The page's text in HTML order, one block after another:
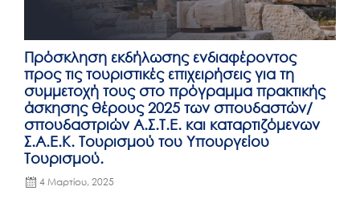
Πρόσκληση εκδήλωσης ενδιαφέροντος
προς τις τουριστικές επιχειρήσεις για τη
συμμετοχή τους στο πρόγραμμα πρακτικής
άσκησης θέρους 2025 των σπουδαστών/
σπουδαστριών Α.Σ.Τ.Ε. και καταρτιζόμενων
Σ.Α.Ε.Κ. Τουρισμού του Υπουργείου
Τουρισμού.
4 Μαρτίου, 2025